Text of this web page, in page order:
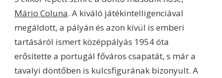
Mário Coluna. A kiváló játékintelligenciával
megáldott, a pályán és azon kívül is emberi
tartásáról ismert középpályás 1954 óta
erősítette a portugál főváros csapatát, s már a
tavalyi döntőben is kulcsfigurának bizonyult. A